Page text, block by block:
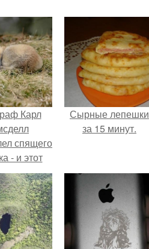
Карл
спящего
- и этот
даже
суровое
Сырные лепешки
за 15 минут.